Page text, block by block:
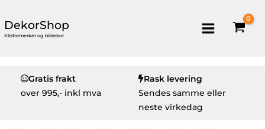
DekorShop
Klistremerker og bildekor
Gratis frakt
over 995,- inkl mva
Rask levering
Sendes samme eller
neste virkedag